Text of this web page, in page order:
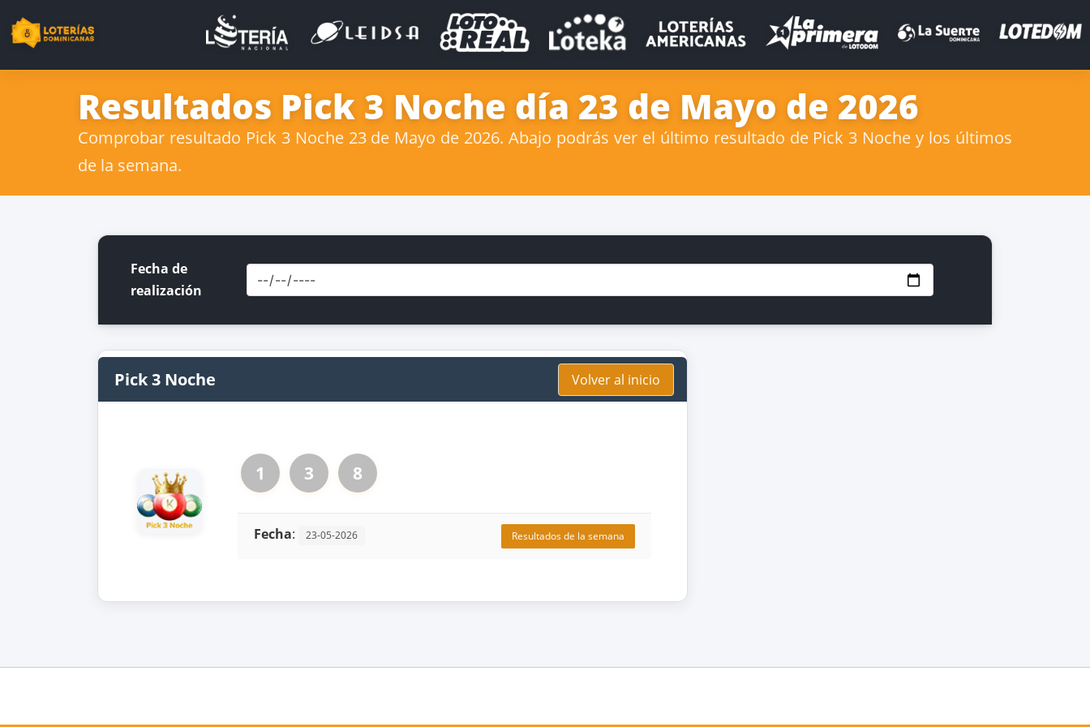
Resultados Pick 3 Noche día 23 de Mayo de 2026
Comprobar resultado Pick 3 Noche 23 de Mayo de 2026. Abajo podrás ver el último resultado de Pick 3 Noche y los últimos
de la semana.
Fecha de
realización
Pick 3 Noche Volver al inicio
1 3 8
Fecha: 23-05-2026 Resultados de la semana